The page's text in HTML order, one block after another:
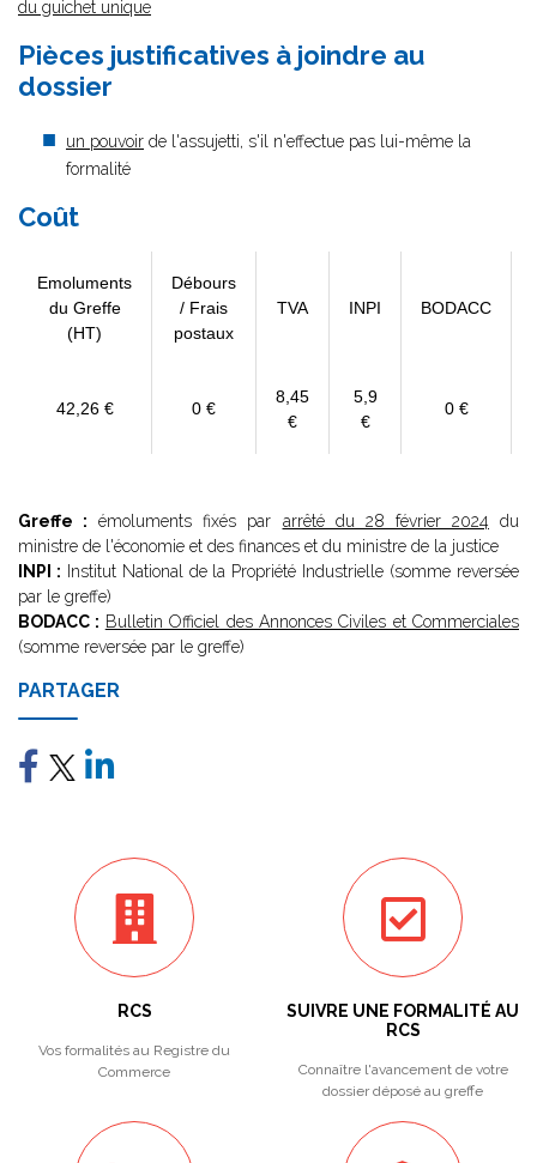
du guichet unique
Pièces justificatives à joindre au
dossier
un pouvoir de l'assujetti, s'il n'effectue pas lui-même la
formalité
Coût
Emoluments
du Greffe
(HT)
Débours
/ Frais
postaux
TVA INPI BODACC
42,26 € 0 €
8,45
€
5,9
€
0 €
Greffe : émoluments fixés par arrêté du 28 février 2024 du
ministre de l'économie et des finances et du ministre de la justice
INPI : Institut National de la Propriété Industrielle (somme reversée
par le greffe)
BODACC : Bulletin Officiel des Annonces Civiles et Commerciales
(somme reversée par le greffe)
PARTAGER
RCS
Vos formalités au Registre du
Commerce
SUIVRE UNE FORMALITÉ AU
RCS
Connaître l'avancement de votre
dossier déposé au greffe